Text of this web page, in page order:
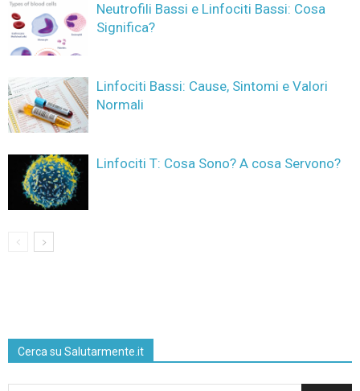
Neutrofili Bassi e Linfociti Bassi: Cosa
Significa?
Linfociti Bassi: Cause, Sintomi e Valori
Normali
Linfociti T: Cosa Sono? A cosa Servono?
Cerca su Salutarmente.it